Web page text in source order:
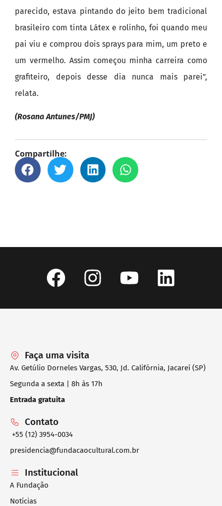
parecido, estava pintando do jeito bem tradicional
brasileiro com tinta Látex e rolinho, foi quando meu
pai viu e comprou dois sprays para mim, um preto e
um vermelho. Assim começou minha carreira como
grafiteiro, depois desse dia nunca mais parei”,
relata.
(Rosana Antunes/PMJ)
Compartilhe:
Faça uma visita
Av. Getúlio Dorneles Vargas, 530, Jd. Califórnia, Jacareí (SP)
Segunda a sexta | 8h às 17h
Entrada gratuita
Contato
+55 (12) 3954-0034
presidencia@fundacaocultural.com.br
Institucional
A Fundação
Notícias